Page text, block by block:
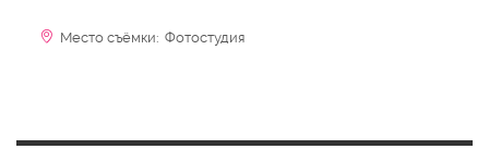
Место съёмки: Фотостудия